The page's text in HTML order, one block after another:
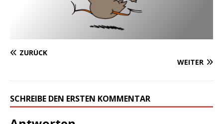
ZURÜCK
WEITER
SCHREIBE DEN ERSTEN KOMMENTAR